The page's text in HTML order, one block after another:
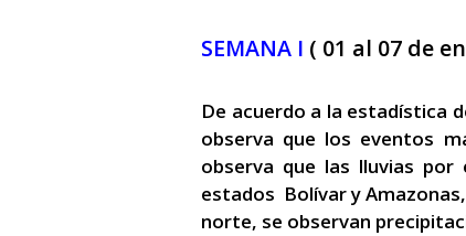
SEMANA I ( 01 al 07 de
De acuerdo a la estadística
observa que los eventos
observa que las lluvias
estados Bolívar y
norte, se observan